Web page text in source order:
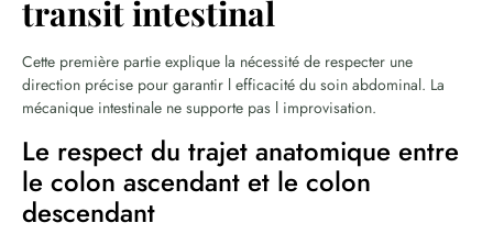
transit intestinal
Cette première partie explique la nécessité de respecter une
direction précise pour garantir l efficacité du soin abdominal. La
mécanique intestinale ne supporte pas l improvisation.
Le respect du trajet anatomique entre
le colon ascendant et le colon
descendant